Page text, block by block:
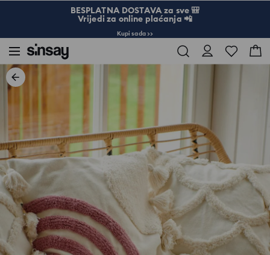
BESPLATNA DOSTAVA za sve 🎒
Vrijedi za online plaćanja 📲
Kupi sada >>